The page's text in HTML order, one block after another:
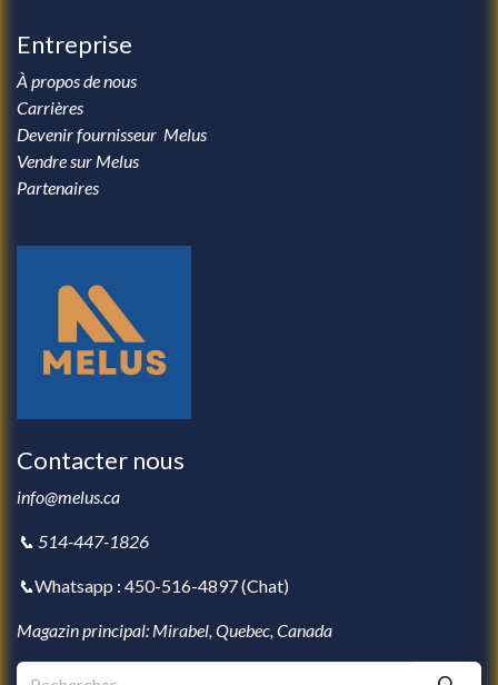
Entreprise
À propos de nous
Carrières
Devenir fournisseur Melus
Vendre sur Melus
Partenaires
Contacter nous
info@melus.ca
📞 514-447-1826
📞Whatsapp : 450-516-4897 (Chat)
Magazin principal: Mirabel, Quebec, Canada